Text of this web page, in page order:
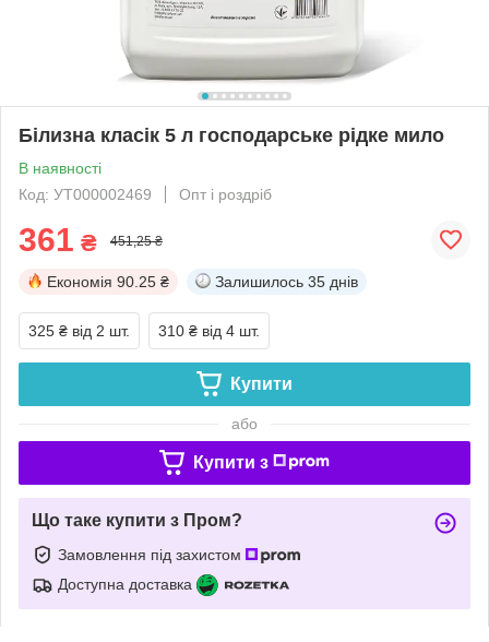
Білизна класік 5 л господарське рідке мило
В наявності
Код: УТ000002469
Опт і роздріб
361 ₴ 451,25 ₴
Економія 90.25 ₴ Залишилось 35 днів
325 ₴ від 2 шт. 310 ₴ від 4 шт.
Купити
або
Купити з
Що таке купити з Пром?
Замовлення під захистом
Доступна доставка